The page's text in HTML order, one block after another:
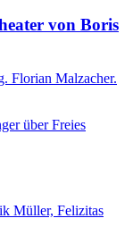
von Boris
Florian Malzacher.
über Freies
Müller, Felizitas